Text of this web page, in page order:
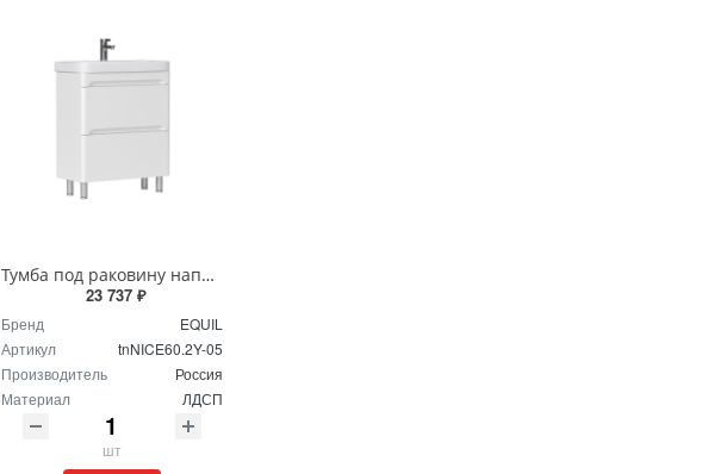
Тумба под раковину напольная EQUIL Найс 60 см tnNICE60.2Y-05 белая
23 737 ₽
Бренд
EQUIL
Артикул
tnNICE60.2Y-05
Производитель
Россия
Материал
ЛДСП
шт